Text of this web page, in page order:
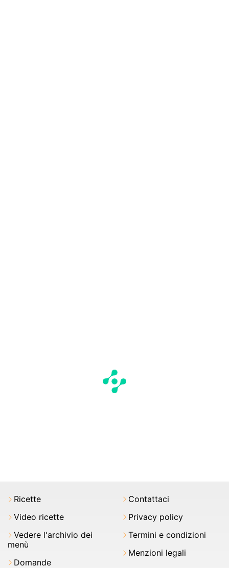
Ricette
Video ricette
Vedere l'archivio dei
menù
Domande
Contattaci
Privacy policy
Termini e condizioni
Menzioni legali